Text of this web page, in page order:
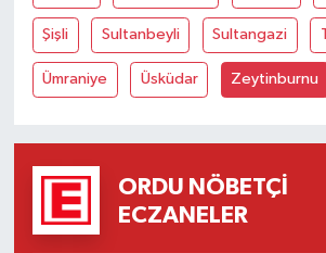
Şişli Sultanbeyli Sultangazi
Ümraniye Üsküdar Zeytinburnu
ORDU NÖBETÇI
ECZANELER